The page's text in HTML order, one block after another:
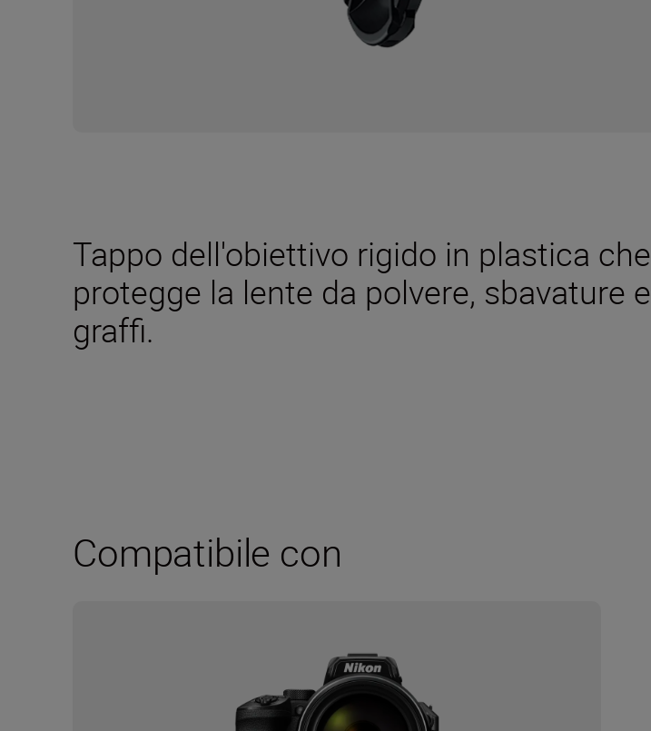
Tappo dell'obiettivo rigido in plastica che
protegge la lente da polvere, sbavature e
graffi.
Compatibile con